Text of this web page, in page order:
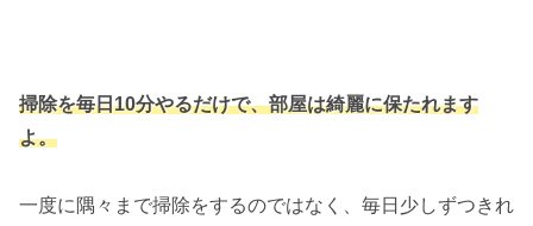
掃除を毎日10分やるだけで、部屋は綺麗に保たれます
よ。
一度に隅々まで掃除をするのではなく、毎日少しずつきれ